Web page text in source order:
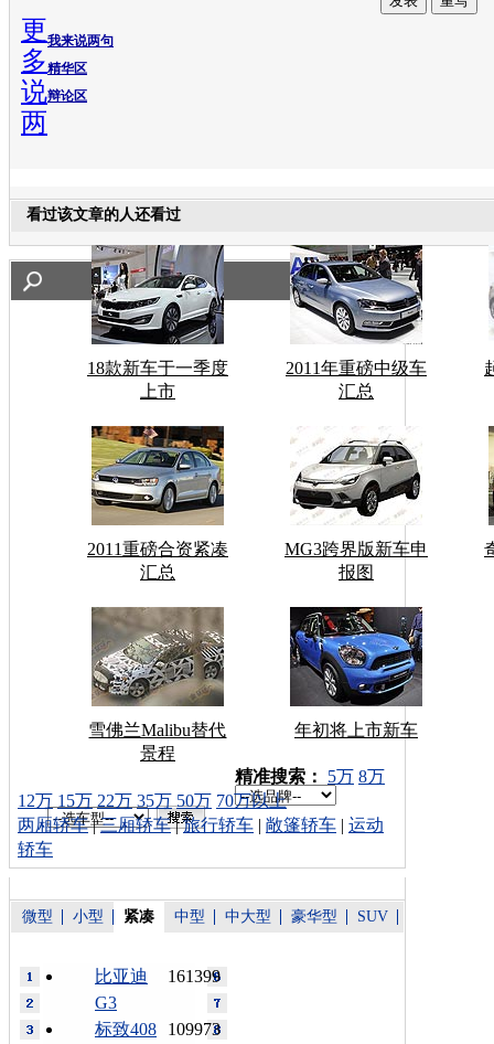
我来说两句
精华区
辩论区
更
多
说
两
看过该文章的人还看过
18款新车于一季度
上市
2011年重磅中级车
汇总
2011重磅合资紧凑
汇总
MG3跨界版新车申
报图
雪佛兰Malibu替代
景程
年初将上市新车
车型搜索：
精准搜索： 5万 8万
12万 15万 22万 35万 50万 70万以上
两厢轿车|三厢轿车|旅行轿车 | 敞篷轿车 | 运动
轿车
微型 小型 紧凑 中型 中大型 豪华型 SUV
161399
比亚迪
G3
109973
标致408